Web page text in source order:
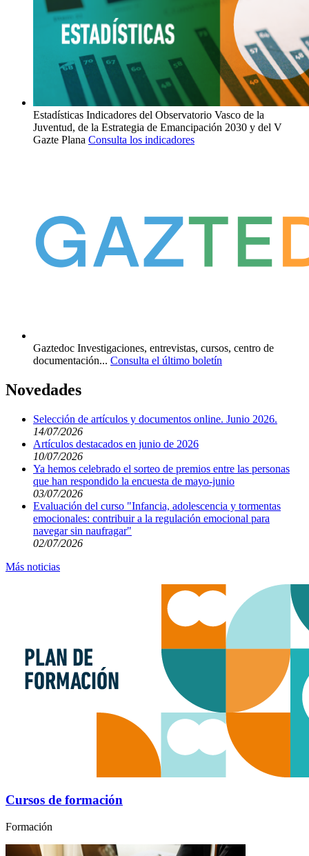
Estadísticas Indicadores del Observatorio Vasco de la
Juventud, de la Estrategia de Emancipación 2030 y del V
Gazte Plana Consulta los indicadores
Gaztedoc Investigaciones, entrevistas, cursos, centro de
documentación... Consulta el último boletín
Novedades
Selección de artículos y documentos online. Junio 2026.
14/07/2026
Artículos destacados en junio de 2026
10/07/2026
Ya hemos celebrado el sorteo de premios entre las personas
que han respondido la encuesta de mayo-junio
03/07/2026
Evaluación del curso "Infancia, adolescencia y tormentas
emocionales: contribuir a la regulación emocional para
navegar sin naufragar"
02/07/2026
Más noticias
Cursos de formación
Formación